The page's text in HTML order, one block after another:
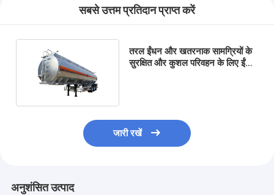
सबसे उत्तम प्रतिदान प्राप्त करें
तरल ईंधन और खतरनाक सामग्रियों के
सुरक्षित और कुशल परिवहन के लिए ईंधन
जारी रखें
अनुशंसित उत्पाद